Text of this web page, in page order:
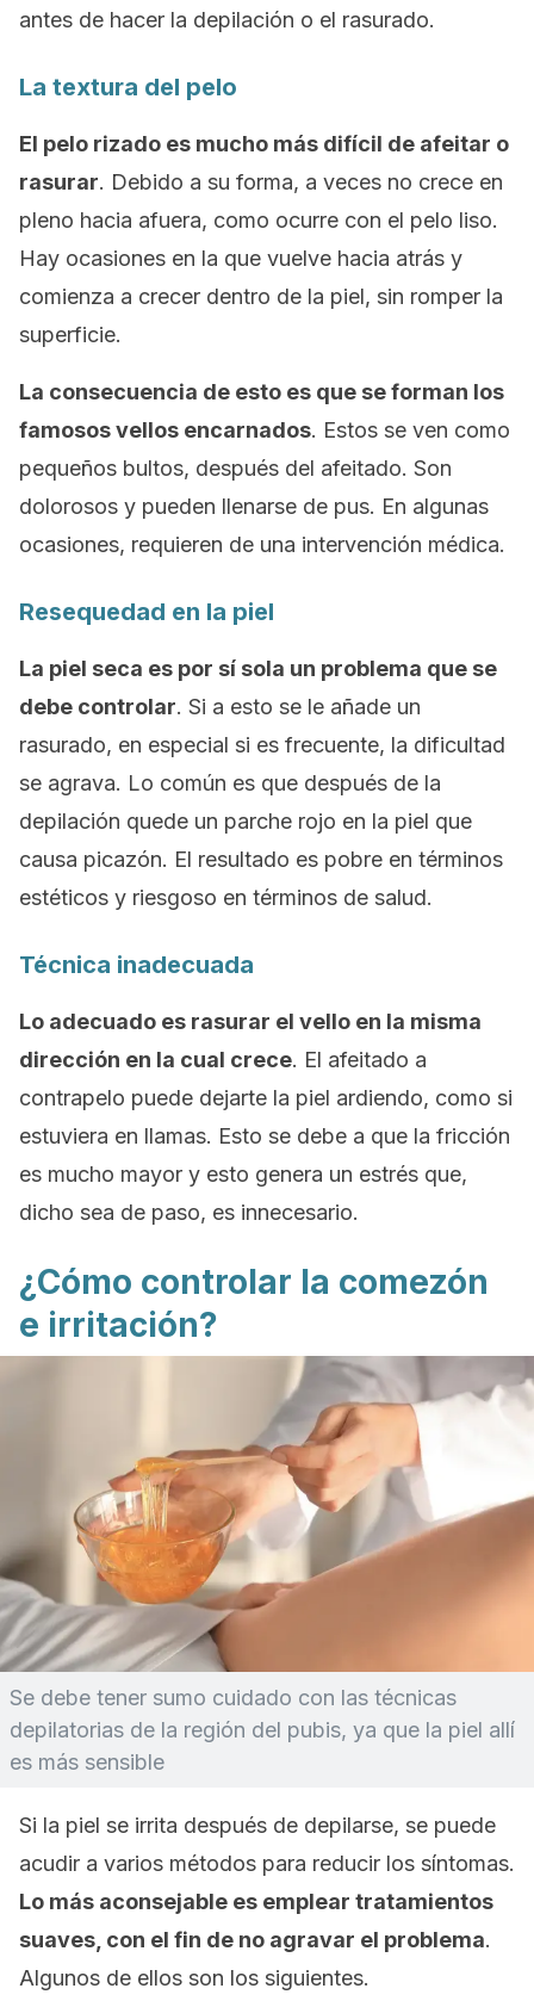
antes de hacer la depilación o el rasurado.
La textura del pelo
El pelo rizado es mucho más difícil de afeitar o
rasurar. Debido a su forma, a veces no crece en
pleno hacia afuera, como ocurre con el pelo liso.
Hay ocasiones en la que vuelve hacia atrás y
comienza a crecer dentro de la piel, sin romper la
superficie.
La consecuencia de esto es que se forman los
famosos vellos encarnados. Estos se ven como
pequeños bultos, después del afeitado. Son
dolorosos y pueden llenarse de pus. En algunas
ocasiones, requieren de una intervención médica.
Resequedad en la piel
La piel seca es por sí sola un problema que se
debe controlar. Si a esto se le añade un
rasurado, en especial si es frecuente, la dificultad
se agrava. Lo común es que después de la
depilación quede un parche rojo en la piel que
causa picazón. El resultado es pobre en términos
estéticos y riesgoso en términos de salud.
Técnica inadecuada
Lo adecuado es rasurar el vello en la misma
dirección en la cual crece. El afeitado a
contrapelo puede dejarte la piel ardiendo, como si
estuviera en llamas. Esto se debe a que la fricción
es mucho mayor y esto genera un estrés que,
dicho sea de paso, es innecesario.
¿Cómo controlar la comezón
e irritación?
Se debe tener sumo cuidado con las técnicas
depilatorias de la región del pubis, ya que la piel allí
es más sensible
Si la piel se irrita después de depilarse, se puede
acudir a varios métodos para reducir los síntomas.
Lo más aconsejable es emplear tratamientos
suaves, con el fin de no agravar el problema.
Algunos de ellos son los siguientes.